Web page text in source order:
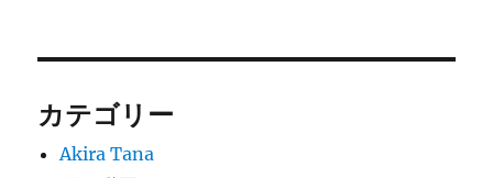
カテゴリー
Akira Tana